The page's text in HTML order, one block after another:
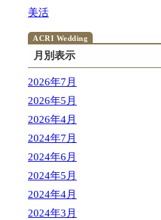
美活
月別表示
2026年7月
2026年5月
2026年4月
2024年7月
2024年6月
2024年5月
2024年4月
2024年3月